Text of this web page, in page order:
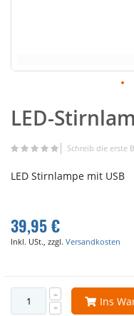
LED-
Schreib die erste
LED Stirnlampe mit USB
39,95 €
Inkl. USt., zzgl. Versandkosten
Ins